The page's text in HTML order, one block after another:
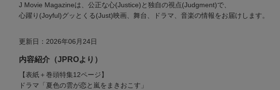
J Movie Magazineは、公正な心(Justice)と独自の視点(Judgment)で、
心躍り(Joyful)グッとくる(Just)映画、舞台、ドラマ、音楽の情報をお届けします。
更新日：2026年06月24日
内容紹介（JPROより）
【表紙＋巻頭特集12ページ】
ドラマ「夏色の雲が恋と嵐をまきおこす」